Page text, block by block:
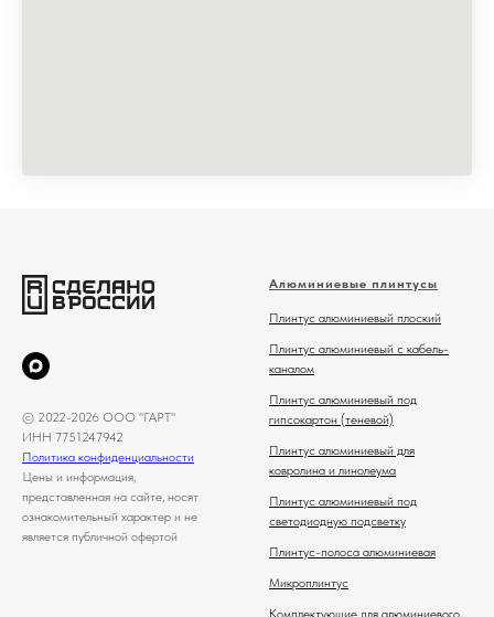
© 2022-2026 ООО "ГАРТ"
ИНН 7751247942
Политика конфиденциальности
Цены и информация,
представленная на сайте, носят
ознакомительный характер и не
является публичной офертой
Алюминиевые плинтусы
Плинтус алюминиевый плоский
Плинтус алюминиевый с кабель-
каналом
Плинтус алюминиевый под
гипсокартон (теневой)
Плинтус алюминиевый для
ковролина и линолеума
Плинтус алюминиевый под
светодиодную подсветку
Плинтус-полоса алюминиевая
Микроплинтус
Комплектующие для алюминиевого